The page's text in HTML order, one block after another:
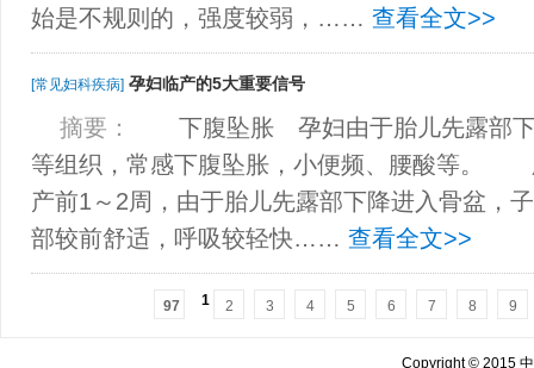
始是不规则的，强度较弱，…… 查看全文>>
[常见妇科疾病] 孕妇临产的5大重要信号
摘要：
下腹坠胀 孕妇由于胎儿先露部下
等组织，常感下腹坠胀，小便频、腰酸等。
产前1～2周，由于胎儿先露部下降进入骨盆，
部较前舒适，呼吸较轻快…… 查看全文>>
97 1 2 3 4 5 6 7 8 9
Copyright © 2015